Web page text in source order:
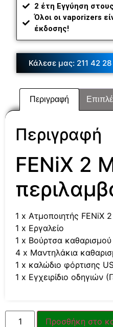
2 έτη Εγγύηση
Όλοι οι vaporizers
έκδοσης!
Κάλεσε μας: 211 42
Περιγραφή
Περιγραφή
FENiX 2
1 x Ατμοποιητής FENiX
1 x Εργαλείο
1 x Βούρτσα καθαρισμού
4 x Μαντηλάκια
1 x καλώδιο φόρτισης
1 x Εγχειρίδιο οδηγιών
Προσθήκη στο